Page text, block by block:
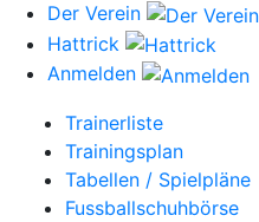
Der Verein
Hattrick
Anmelden
Trainerliste
Trainingsplan
Tabellen / Spielpläne
Fussballschuhbörse